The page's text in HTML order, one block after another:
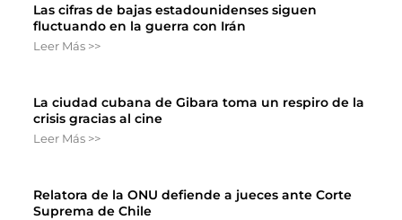
Las cifras de bajas estadounidenses siguen
fluctuando en la guerra con Irán
Leer Más >>
La ciudad cubana de Gibara toma un respiro de la
crisis gracias al cine
Leer Más >>
Relatora de la ONU defiende a jueces ante Corte
Suprema de Chile